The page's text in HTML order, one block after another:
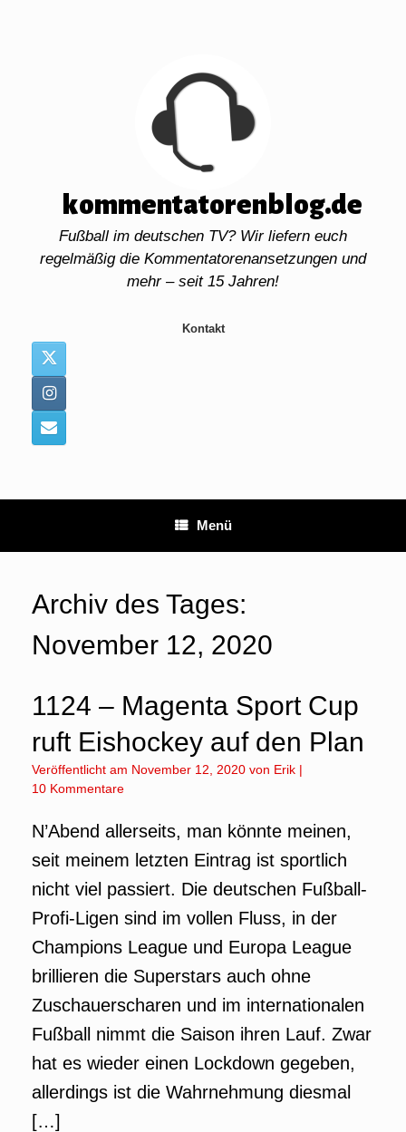
kommentatorenblog.de
Fußball im deutschen TV? Wir liefern euch
regelmäßig die Kommentatorenansetzungen und
mehr – seit 15 Jahren!
Kontakt
Menü
Archiv des Tages:
November 12, 2020
1124 – Magenta Sport Cup
ruft Eishockey auf den Plan
Veröffentlicht am November 12, 2020 von Erik |
10 Kommentare
N’Abend allerseits, man könnte meinen,
seit meinem letzten Eintrag ist sportlich
nicht viel passiert. Die deutschen Fußball-
Profi-Ligen sind im vollen Fluss, in der
Champions League und Europa League
brillieren die Superstars auch ohne
Zuschauerscharen und im internationalen
Fußball nimmt die Saison ihren Lauf. Zwar
hat es wieder einen Lockdown gegeben,
allerdings ist die Wahrnehmung diesmal
[…]